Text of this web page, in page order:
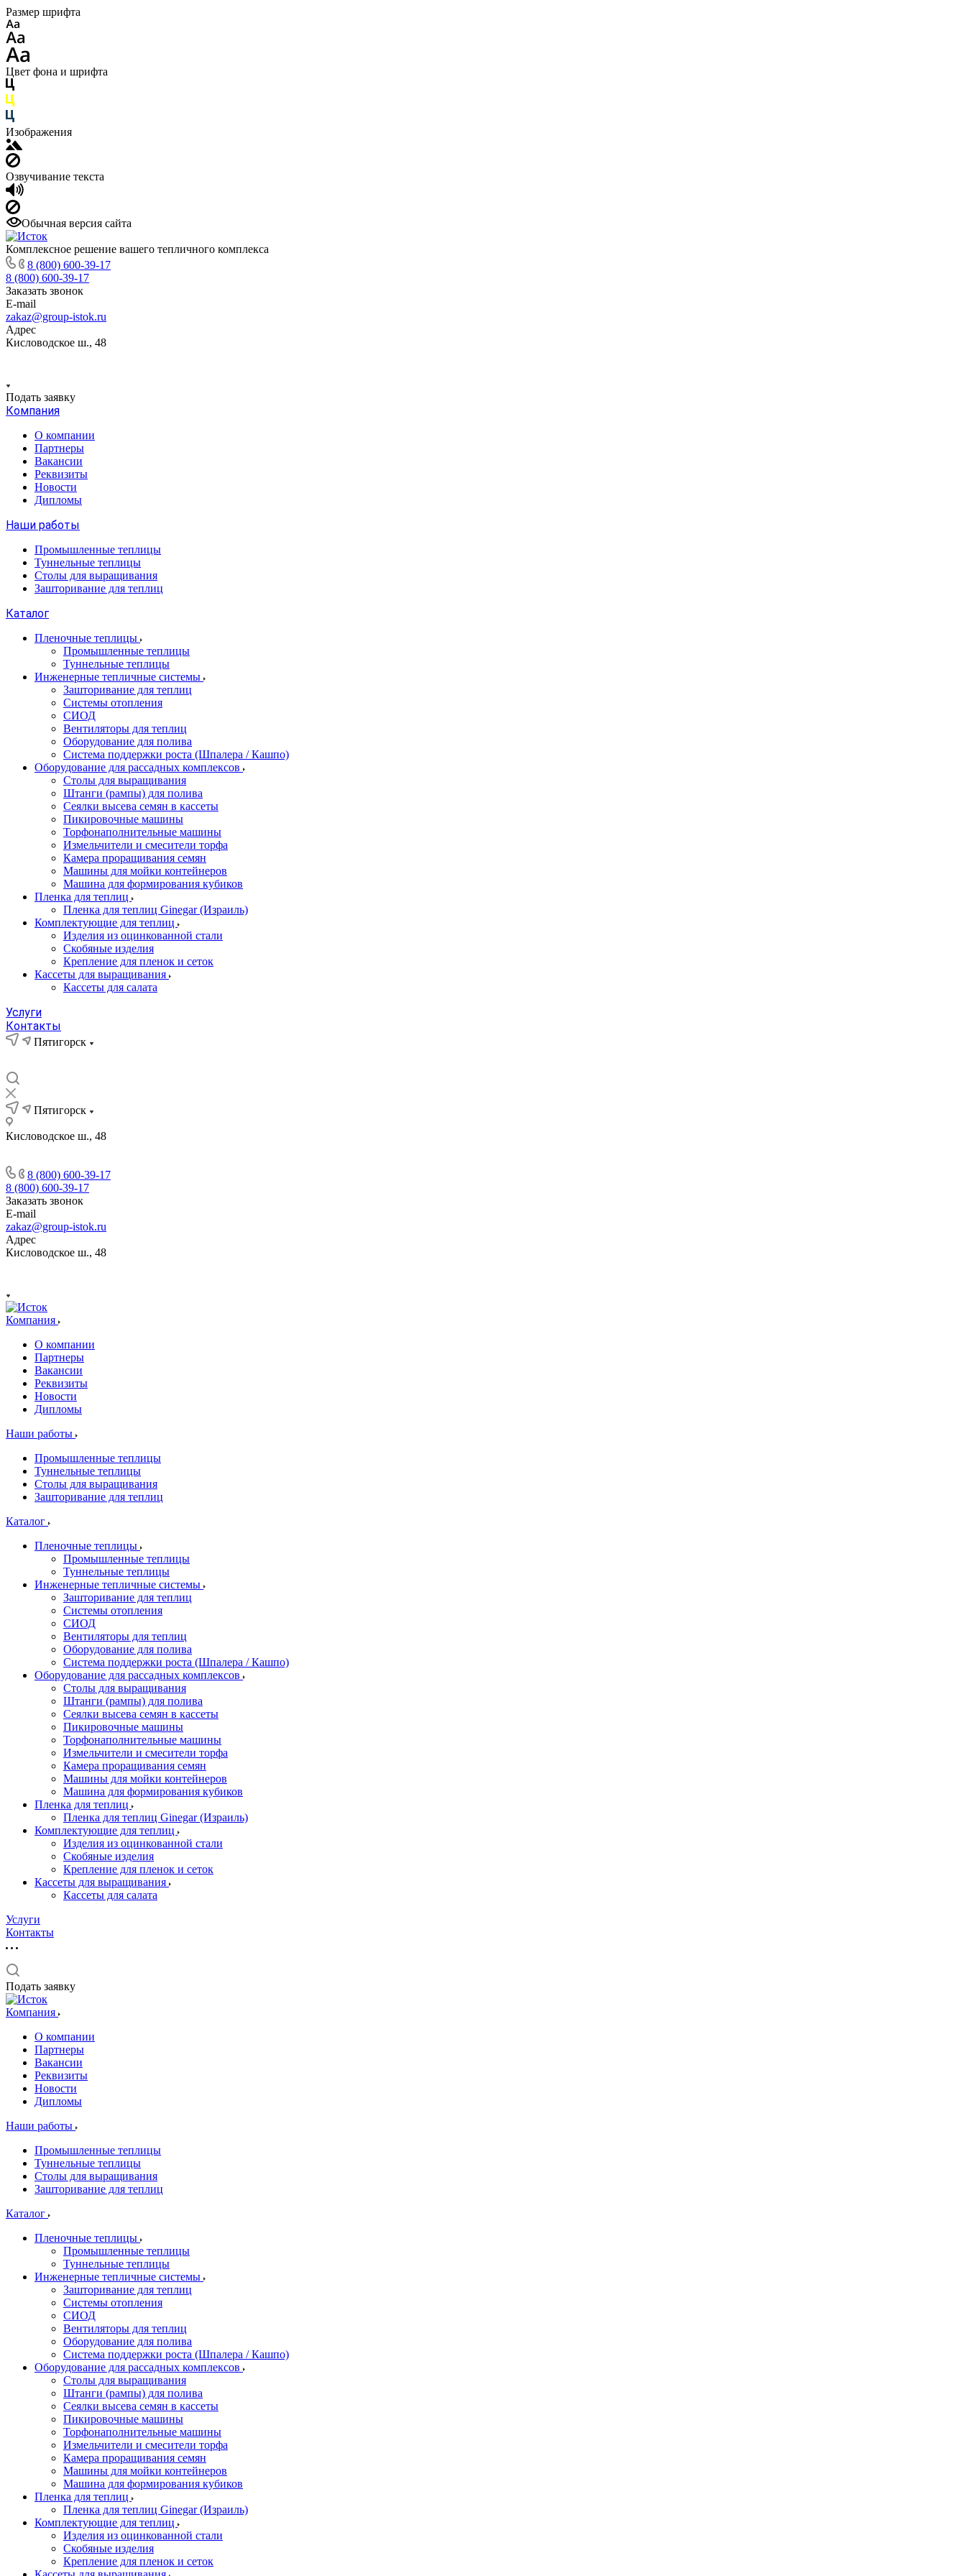
Размер шрифта
Цвет фона и шрифта
Изображения
Озвучивание текста
Обычная версия сайта
Комплексное решение вашего тепличного комплекса
8 (800) 600-39-17
8 (800) 600-39-17
Заказать звонок
E-mail
zakaz@group-istok.ru
Адрес
Кисловодское ш., 48
Подать заявку
Компания
О компании
Партнеры
Вакансии
Реквизиты
Новости
Дипломы
Наши работы
Промышленные теплицы
Туннельные теплицы
Столы для выращивания
Зашторивание для теплиц
Каталог
Пленочные теплицы
Промышленные теплицы
Туннельные теплицы
Инженерные тепличные системы
Зашторивание для теплиц
Системы отопления
СИОД
Вентиляторы для теплиц
Оборудование для полива
Система поддержки роста (Шпалера / Кашпо)
Оборудование для рассадных комплексов
Столы для выращивания
Штанги (рампы) для полива
Сеялки высева семян в кассеты
Пикировочные машины
Торфонаполнительные машины
Измельчители и смесители торфа
Камера проращивания семян
Машины для мойки контейнеров
Машина для формирования кубиков
Пленка для теплиц
Пленка для теплиц Ginegar (Израиль)
Комплектующие для теплиц
Изделия из оцинкованной стали
Скобяные изделия
Крепление для пленок и сеток
Кассеты для выращивания
Кассеты для салата
Услуги
Контакты
Пятигорск
Пятигорск
Кисловодское ш., 48
8 (800) 600-39-17
8 (800) 600-39-17
Заказать звонок
E-mail
zakaz@group-istok.ru
Адрес
Кисловодское ш., 48
Компания
О компании
Партнеры
Вакансии
Реквизиты
Новости
Дипломы
Наши работы
Промышленные теплицы
Туннельные теплицы
Столы для выращивания
Зашторивание для теплиц
Каталог
Пленочные теплицы
Промышленные теплицы
Туннельные теплицы
Инженерные тепличные системы
Зашторивание для теплиц
Системы отопления
СИОД
Вентиляторы для теплиц
Оборудование для полива
Система поддержки роста (Шпалера / Кашпо)
Оборудование для рассадных комплексов
Столы для выращивания
Штанги (рампы) для полива
Сеялки высева семян в кассеты
Пикировочные машины
Торфонаполнительные машины
Измельчители и смесители торфа
Камера проращивания семян
Машины для мойки контейнеров
Машина для формирования кубиков
Пленка для теплиц
Пленка для теплиц Ginegar (Израиль)
Комплектующие для теплиц
Изделия из оцинкованной стали
Скобяные изделия
Крепление для пленок и сеток
Кассеты для выращивания
Кассеты для салата
Услуги
Контакты
Подать заявку
Компания
О компании
Партнеры
Вакансии
Реквизиты
Новости
Дипломы
Наши работы
Промышленные теплицы
Туннельные теплицы
Столы для выращивания
Зашторивание для теплиц
Каталог
Пленочные теплицы
Промышленные теплицы
Туннельные теплицы
Инженерные тепличные системы
Зашторивание для теплиц
Системы отопления
СИОД
Вентиляторы для теплиц
Оборудование для полива
Система поддержки роста (Шпалера / Кашпо)
Оборудование для рассадных комплексов
Столы для выращивания
Штанги (рампы) для полива
Сеялки высева семян в кассеты
Пикировочные машины
Торфонаполнительные машины
Измельчители и смесители торфа
Камера проращивания семян
Машины для мойки контейнеров
Машина для формирования кубиков
Пленка для теплиц
Пленка для теплиц Ginegar (Израиль)
Комплектующие для теплиц
Изделия из оцинкованной стали
Скобяные изделия
Крепление для пленок и сеток